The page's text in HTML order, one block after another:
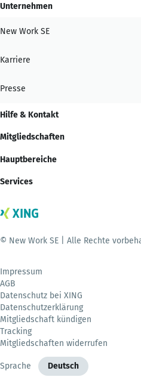
Unternehmen
New Work SE
Karriere
Presse
Hilfe & Kontakt
Mitgliedschaften
Hauptbereiche
Services
© New Work SE | Alle Rechte
Impressum
AGB
Datenschutz bei XING
Datenschutzerklärung
Mitgliedschaft kündigen
Tracking
Mitgliedschaften widerrufen
Sprache Deutsch